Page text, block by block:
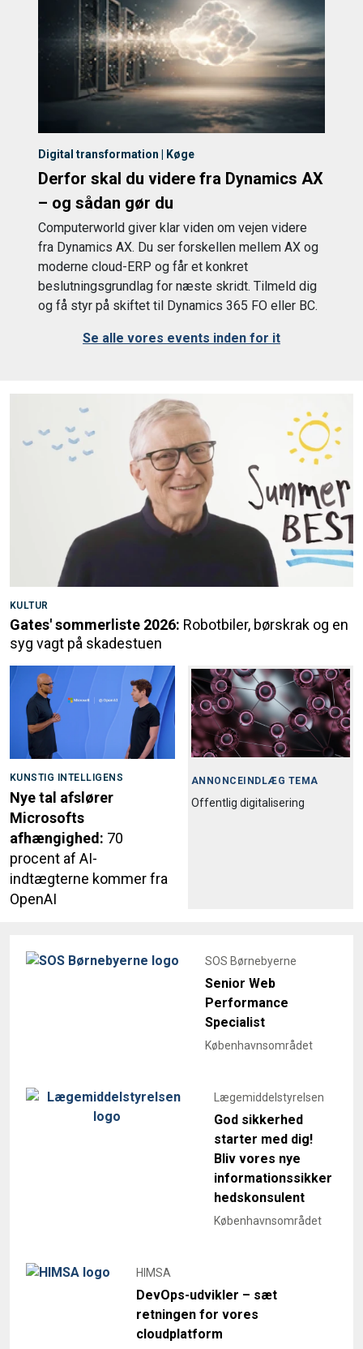
Digital transformation | Køge
Derfor skal du videre fra Dynamics AX
– og sådan gør du
Computerworld giver klar viden om vejen videre
fra Dynamics AX. Du ser forskellen mellem AX og
moderne cloud-ERP og får et konkret
beslutningsgrundlag for næste skridt. Tilmeld dig
og få styr på skiftet til Dynamics 365 FO eller BC.
Se alle vores events inden for it
KULTUR
Gates' sommerliste 2026: Robotbiler, børskrak og en
syg vagt på skadestuen
KUNSTIG INTELLIGENS
Nye tal afslører
Microsofts
afhængighed: 70
procent af AI-
indtægterne kommer fra
OpenAI
ANNONCEINDLÆG TEMA
Offentlig digitalisering
SOS Børnebyerne
Senior Web
Performance
Specialist
Københavnsområdet
Lægemiddelstyrelsen
God sikkerhed
starter med dig!
Bliv vores nye
informationssikker
hedskonsulent
Københavnsområdet
HIMSA
DevOps-udvikler – sæt
retningen for vores
cloudplatform